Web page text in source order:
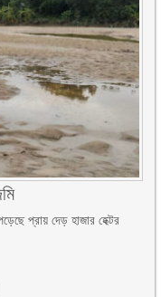
প্রায় দেড় হাজার হেক্টর